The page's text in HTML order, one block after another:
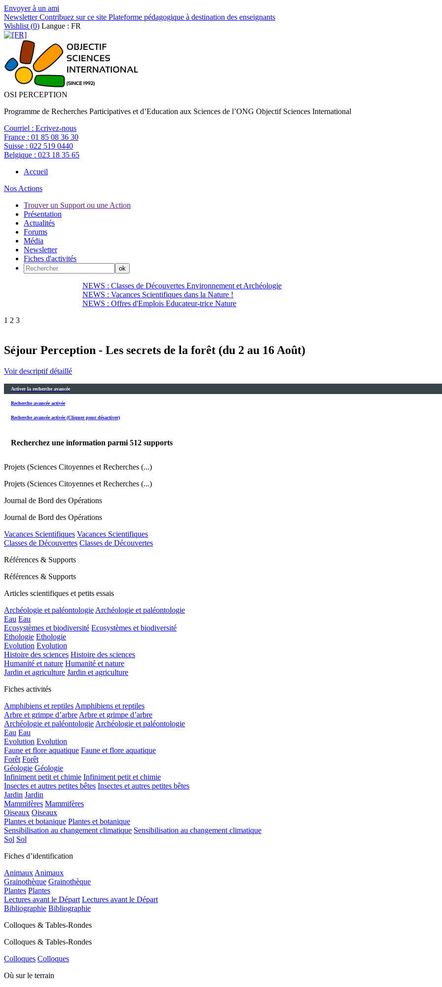
Envoyer à un ami
NewsletterContribuez sur ce site Plateforme pédagogique à destination des enseignants
Wishlist (0) Langue : FR
OSI PERCEPTION
Programme de Recherches Participatives et d’Education aux Sciences de l’ONG Objectif Sciences International
Courriel : Ecrivez-nous
France : 01 85 08 36 30
Suisse : 022 519 0440
Belgique : 023 18 35 65
Accueil
Nos Actions
Trouver un Support ou une Action
Présentation
Actualités
Forums
Média
Newsletter
Fiches d'activités
NEWS : Classes de Découvertes Environnement et Archéologie
NEWS : Vacances Scientifiques dans la Nature !
NEWS : Offres d'Emplois Educateur-trice Nature
1 2 3
Séjour Perception - Les secrets de la forêt (du 2 au 16 Août)
Voir descriptif détaillé
Activer la recherche avancée
Recherche avancée activée
Recherche avancée activée (Cliquer pour désactiver)
Recherchez une information parmi 512 supports
Projets (Sciences Citoyennes et Recherches (...)
Projets (Sciences Citoyennes et Recherches (...)
Journal de Bord des Opérations
Journal de Bord des Opérations
Vacances Scientifiques Vacances Scientifiques
Classes de Découvertes Classes de Découvertes
Références & Supports
Références & Supports
Articles scientifiques et petits essais
Archéologie et paléontologie Archéologie et paléontologie
Eau Eau
Ecosystèmes et biodiversité Ecosystèmes et biodiversité
Ethologie Ethologie
Evolution Evolution
Histoire des sciences Histoire des sciences
Humanité et nature Humanité et nature
Jardin et agriculture Jardin et agriculture
Fiches activités
Amphibiens et reptiles Amphibiens et reptiles
Arbre et grimpe d’arbre Arbre et grimpe d’arbre
Archéologie et paléontologie Archéologie et paléontologie
Eau Eau
Evolution Evolution
Faune et flore aquatique Faune et flore aquatique
Forêt Forêt
Géologie Géologie
Infiniment petit et chimie Infiniment petit et chimie
Insectes et autres petites bêtes Insectes et autres petites bêtes
Jardin Jardin
Mammifères Mammifères
Oiseaux Oiseaux
Plantes et botanique Plantes et botanique
Sensibilisation au changement climatique Sensibilisation au changement climatique
Sol Sol
Fiches d’identification
Animaux Animaux
Grainothèque Grainothèque
Plantes Plantes
Lectures avant le Départ Lectures avant le Départ
Bibliographie Bibliographie
Colloques & Tables-Rondes
Colloques & Tables-Rondes
Colloques Colloques
Où sur le terrain